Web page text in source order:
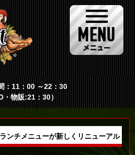
：11：00 ～22：30
・物販:21：30）
ンチメニューが新しくリニューアル！